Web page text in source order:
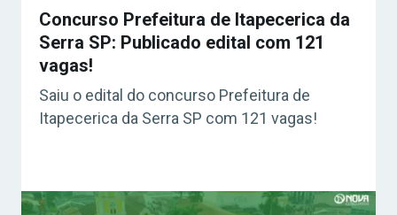
Concurso Prefeitura de Itapecerica da
Serra SP: Publicado edital com 121
vagas!
Saiu o edital do concurso Prefeitura de
Itapecerica da Serra SP com 121 vagas!